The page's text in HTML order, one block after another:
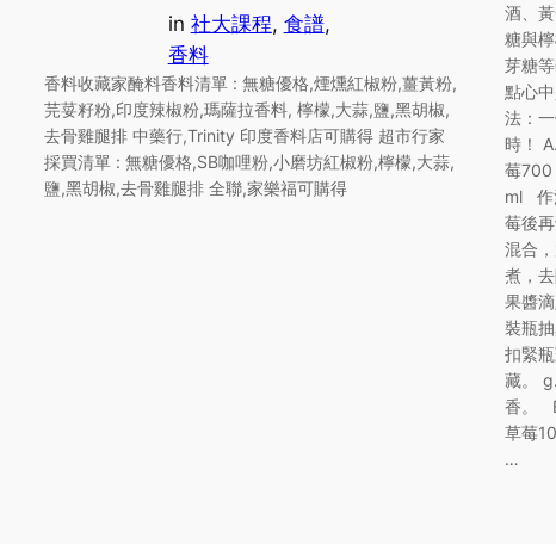
in 社大課程, 食譜
香料
香料收藏家醃料香料清單 : 無糖優格,煙燻紅椒粉,薑黃粉,
芫荽籽粉,印度辣椒粉,瑪薩拉香料, 檸檬,大蒜,鹽,黑胡椒,
去骨雞腿排 中藥行,Trinity 印度香料店可購得 超市行家
採買清單 : 無糖優格,SB咖哩粉,小磨坊紅椒粉,檸檬,大蒜,
鹽,黑胡椒,去骨雞腿排 全聯,家樂福可購得
酒、
糖與
芽糖
點心
法：
時！
莓700
ml 作
莓後
混合
煮，
果醬
裝瓶
扣緊
藏。
香。
草莓
…